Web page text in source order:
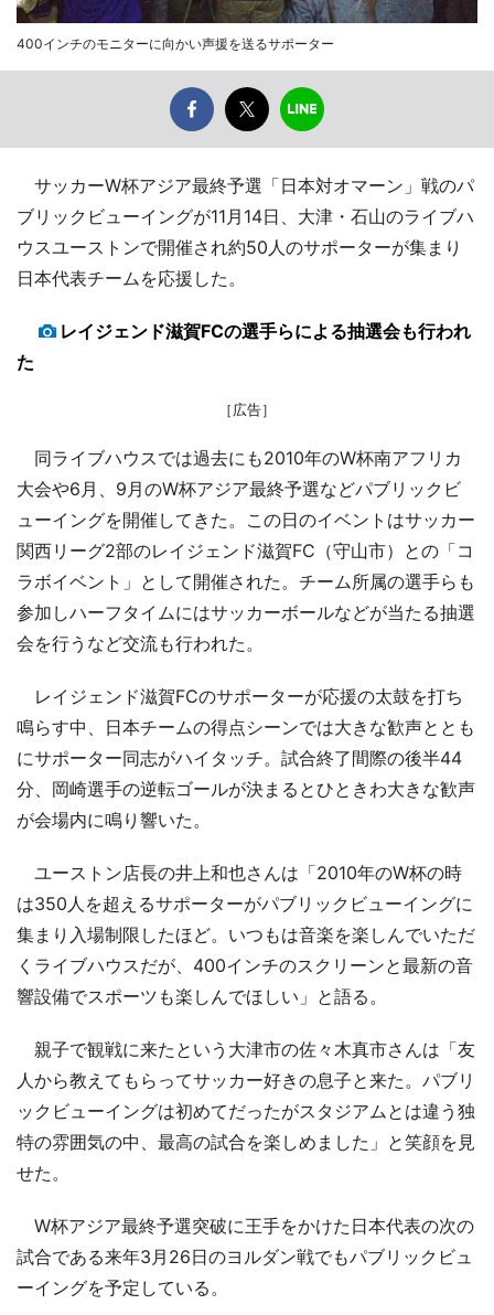
400インチのモニターに向かい声援を送るサポーター
サッカーW杯アジア最終予選「日本対オマーン」戦のパ
ブリックビューイングが11月14日、大津・石山のライブハ
ウスユーストンで開催され約50人のサポーターが集まり
日本代表チームを応援した。
レイジェンド滋賀FCの選手らによる抽選会も行われ
た
［広告］
同ライブハウスでは過去にも2010年のW杯南アフリカ
大会や6月、9月のW杯アジア最終予選などパブリックビ
ューイングを開催してきた。この日のイベントはサッカー
関西リーグ2部のレイジェンド滋賀FC（守山市）との「コ
ラボイベント」として開催された。チーム所属の選手らも
参加しハーフタイムにはサッカーボールなどが当たる抽選
会を行うなど交流も行われた。
レイジェンド滋賀FCのサポーターが応援の太鼓を打ち
鳴らす中、日本チームの得点シーンでは大きな歓声ととも
にサポーター同志がハイタッチ。試合終了間際の後半44
分、岡崎選手の逆転ゴールが決まるとひときわ大きな歓声
が会場内に鳴り響いた。
ユーストン店長の井上和也さんは「2010年のW杯の時
は350人を超えるサポーターがパブリックビューイングに
集まり入場制限したほど。いつもは音楽を楽しんでいただ
くライブハウスだが、400インチのスクリーンと最新の音
響設備でスポーツも楽しんでほしい」と語る。
親子で観戦に来たという大津市の佐々木真市さんは「友
人から教えてもらってサッカー好きの息子と来た。パブリ
ックビューイングは初めてだったがスタジアムとは違う独
特の雰囲気の中、最高の試合を楽しめました」と笑顔を見
せた。
W杯アジア最終予選突破に王手をかけた日本代表の次の
試合である来年3月26日のヨルダン戦でもパブリックビュ
ーイングを予定している。